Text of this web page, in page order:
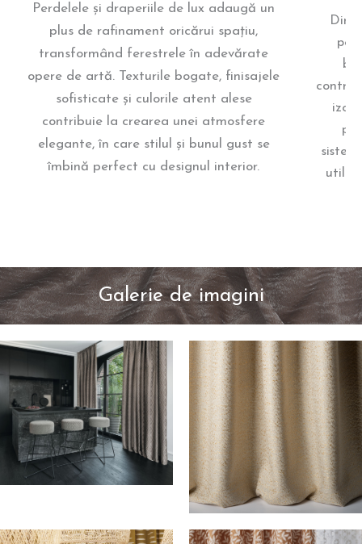
Perdelele și draperiile de lux adaugă un
plus de rafinament oricărui spațiu,
transformând ferestrele în adevărate
opere de artă. Texturile bogate, finisajele
sofisticate și culorile atent alese
contribuie la crearea unei atmosfere
elegante, în care stilul și bunul gust se
îmbină perfect cu designul interior.
Galerie de imagini